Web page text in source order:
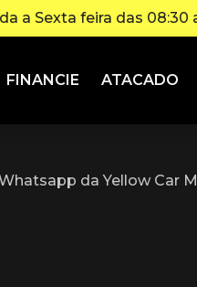
a Sexta feira das 08:30
FINANCIE ATACADO
da Yellow Car